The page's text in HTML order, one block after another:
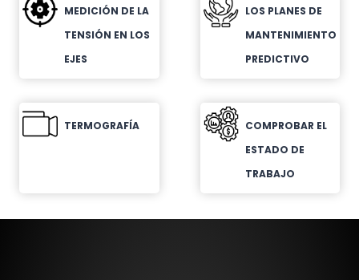
MEDICIÓN DE LA
TENSIÓN EN LOS
EJES
LOS PLANES DE
MANTENIMIENTO
PREDICTIVO
TERMOGRAFÍA
COMPROBAR EL
ESTADO DE
TRABAJO